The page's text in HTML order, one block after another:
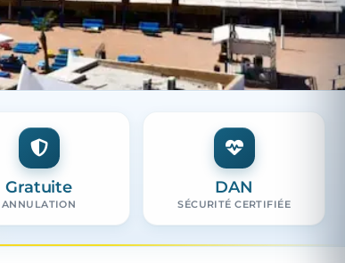
Gratuite
ANNULATION
DAN
SÉCURITÉ CERTIFIÉE